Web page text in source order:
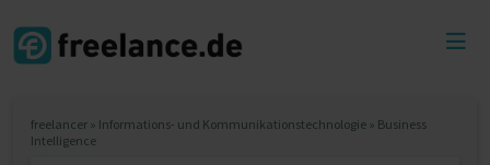
freelancer » Informations- und Kommunikationstechnologie » Business
Intelligence